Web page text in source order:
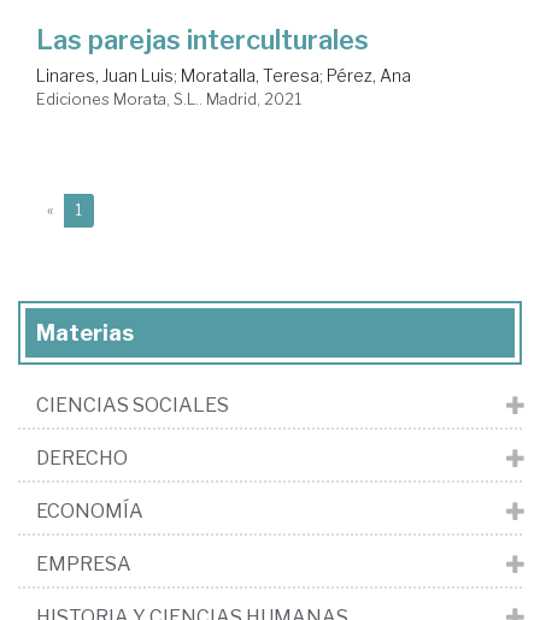
Las parejas interculturales
Linares, Juan Luis; Moratalla, Teresa; Pérez, Ana
Ediciones Morata, S.L.. Madrid, 2021
« 1
Materias
CIENCIAS SOCIALES
DERECHO
ECONOMÍA
EMPRESA